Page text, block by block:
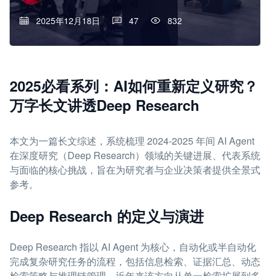
2025年12月18日 47 832
2025必看系列：AI如何重新定义研究？
万字长文讲透Deep Research
本文为一篇长文综述，系统梳理 2024-2025 年间 AI Agent
在深度研究（Deep Research）领域的关键进展、代表系统
与面临的核心挑战，旨在为研究者与企业决策者提供全景式
参考。
Deep Research 的定义与演进
Deep Research 指以 AI Agent 为核心，自动化或半自动化
完成复杂研究任务的流程，包括信息检索、证据汇总、动态